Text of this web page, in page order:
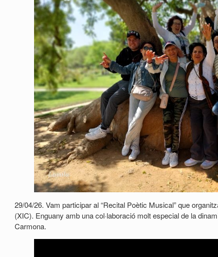
29/04/26. Vam participar al “Recital Poètic Musical” que
(XIC). Enguany amb una col·laboració molt especial de la
Carmona.